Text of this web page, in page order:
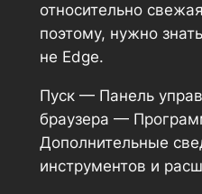
относительно
поэтому, нужно
не Edge.
Пуск — Панель
браузера —
Дополнительные
инструментов и